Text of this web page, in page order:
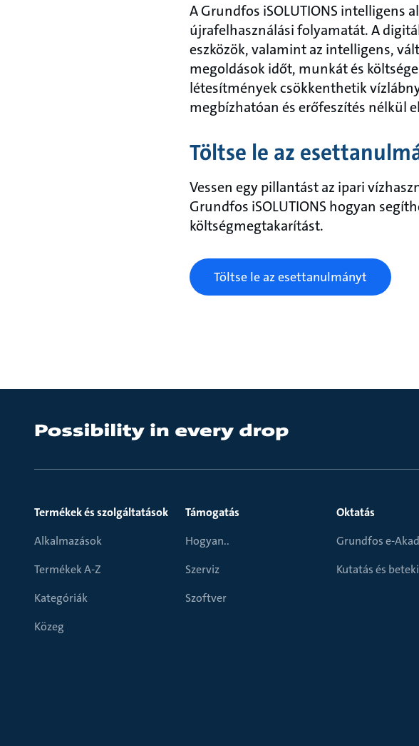
A Grundfos iSOLUTIONS intelligens
újrafelhasználási folyamatát. A
eszközök, valamint az intelligens,
megoldások időt, munkát és
létesítmények csökkenthetik
megbízhatóan és erőfeszítés nélkül
Töltse le az
Vessen egy pillantást az ipari
Grundfos iSOLUTIONS hogyan
költségmegtakarítást.
Töltse le az esettanulmányt
Termékek és szolgáltatások
Alkalmazások
Termékek A-Z
Kategóriák
Közeg
Támogatás
Hogyan..
Szerviz
Szoftver
Oktatás
Grundfos e-
Kutatás és